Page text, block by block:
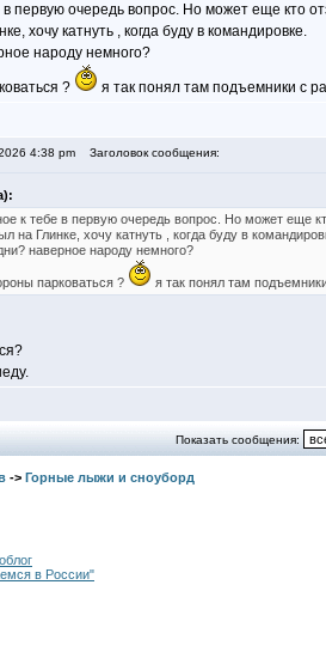
первую очередь вопрос. Но может еще кто
хочу катнуть , когда буду в командировке.
народу немного?
? я так понял там подъемники с
4:38 pm Заголовок сообщения:
к тебе в первую очередь вопрос. Но может еще
на Глинке, хочу катнуть , когда буду в
наверное народу немного?
парковаться ? я так понял там
Показать сообщения:
-> Горные лыжи и сноуборд
в России"